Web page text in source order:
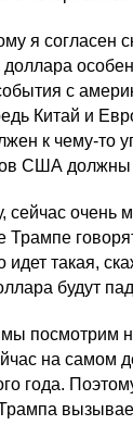
я согласен
с
Китай и
к чему-то
США должны
сейчас очень
Трампе
идет такая,
будут
посмотрим
на самом
года.